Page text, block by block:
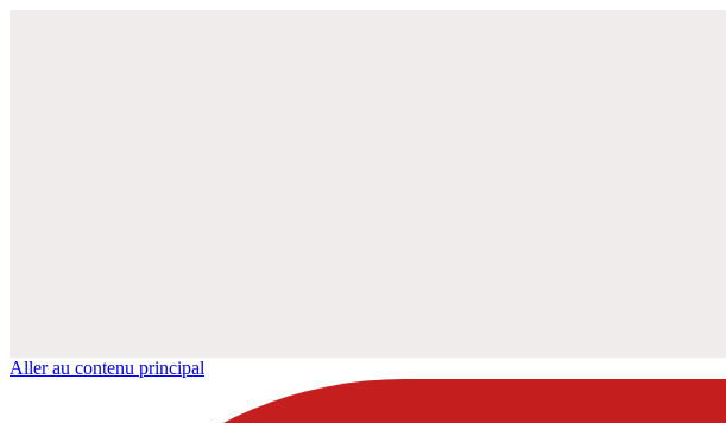
Aller au contenu principal